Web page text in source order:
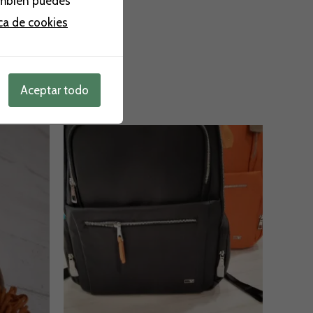
de cookies
Aceptar todo